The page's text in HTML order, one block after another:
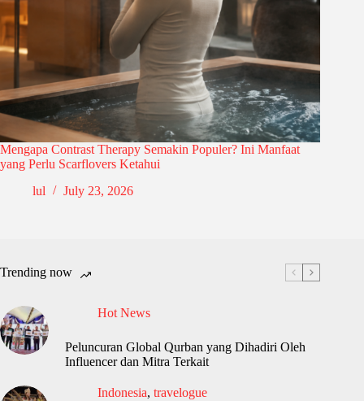
Mengapa Contrast Therapy Semakin Populer? Ini Manfaat
yang Perlu Scarflovers Ketahui
lul
July 23, 2026
Trending now
Hot News
Peluncuran Global Qurban yang Dihadiri Oleh
Influencer dan Mitra Terkait
Indonesia, travelogue